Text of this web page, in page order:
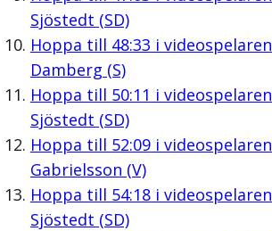
Sjöstedt (SD)
Hoppa till 48:33 i videospelaren
Damberg (S)
Hoppa till 50:11 i videospelaren
Sjöstedt (SD)
Hoppa till 52:09i videospelaren
Gabrielsson (V)
Hoppa till 54:18i videospelaren
Sjöstedt (SD)